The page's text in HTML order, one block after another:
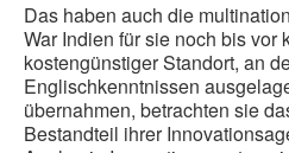
Das haben auch die
War Indien für sie noch bis vor
kostengünstiger Standort, an
Englischkenntnissen
übernahmen, betrachten sie
Bestandteil ihrer